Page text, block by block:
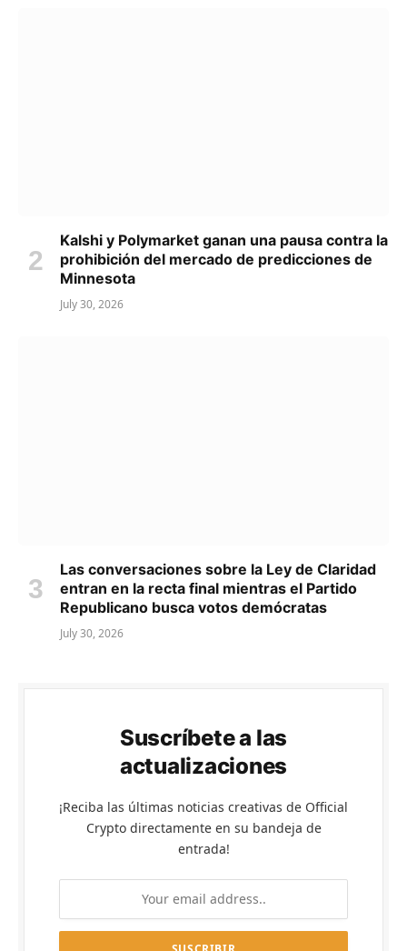
Kalshi y Polymarket ganan una pausa contra la
prohibición del mercado de predicciones de
Minnesota
July 30, 2026
Las conversaciones sobre la Ley de Claridad
entran en la recta final mientras el Partido
Republicano busca votos demócratas
July 30, 2026
Suscríbete a las
actualizaciones
¡Reciba las últimas noticias creativas de Official
Crypto directamente en su bandeja de
entrada!